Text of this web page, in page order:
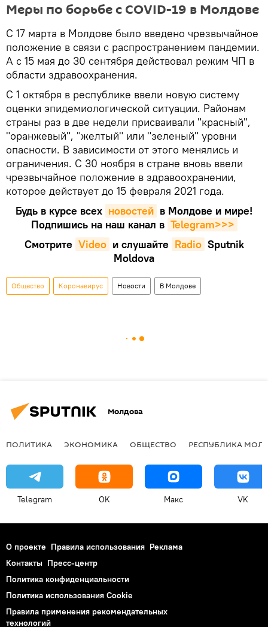
Меры по борьбе с COVID-19 в Молдове
С 17 марта в Молдове было введено чрезвычайное
положение в связи с распространением пандемии.
А с 15 мая до 30 сентября действовал режим ЧП в
области здравоохранения.
С 1 октября в республике ввели новую систему
оценки эпидемиологической ситуации. Районам
страны раз в две недели присваивали "красный",
"оранжевый", "желтый" или "зеленый" уровни
опасности. В зависимости от этого менялись и
ограничения. С 30 ноября в стране вновь ввели
чрезвычайное положение в здравоохранении,
которое действует до 15 февраля 2021 года.
Будь в курсе всех новостей в Молдове и мире!
Подпишись на наш канал в Telegram>>>
Смотрите Video и слушайте Radio Sputnik
Moldova
Общество Коронавирус Новости В Молдове
Молдова
ПОЛИТИКА ЭКОНОМИКА ОБЩЕСТВО РЕСПУБЛИКА
Telegram OK Макс VK
О проекте Правила использования Реклама
Контакты Пресс-центр
Политика конфиденциальности
Политика использования Cookie
Правила применения рекомендательных
технологий